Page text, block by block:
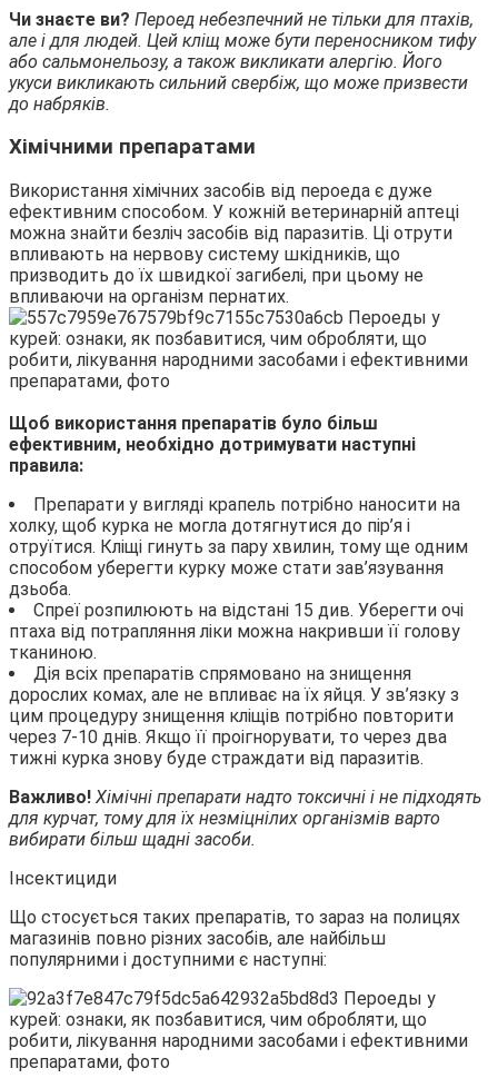
Чи знаєте ви? Пероед небезпечний не тільки для птахів,
але і для людей. Цей кліщ може бути переносником тифу
або сальмонельозу, а також викликати алергію. Його
укуси викликають сильний свербіж, що може призвести
до набряків.
Хімічними препаратами
Використання хімічних засобів від пероеда є дуже
ефективним способом. У кожній ветеринарній аптеці
можна знайти безліч засобів від паразитів. Ці отрути
впливають на нервову систему шкідників, що
призводить до їх швидкої загибелі, при цьому не
впливаючи на організм пернатих.
Щоб використання препаратів було більш
ефективним, необхідно дотримувати наступні
правила:
Препарати у вигляді крапель потрібно наносити на
холку, щоб курка не могла дотягнутися до пір’я і
отруїтися. Кліщі гинуть за пару хвилин, тому ще одним
способом уберегти курку може стати зав’язування
дзьоба.
Спреї розпилюють на відстані 15 див. Уберегти очі
птаха від потрапляння ліки можна накривши її голову
тканиною.
Дія всіх препаратів спрямовано на знищення
дорослих комах, але не впливає на їх яйця. У зв’язку з
цим процедуру знищення кліщів потрібно повторити
через 7-10 днів. Якщо її проігнорувати, то через два
тижні курка знову буде страждати від паразитів.
Важливо! Хімічні препарати надто токсичні і не підходять
для курчат, тому для їх незміцнілих організмів варто
вибирати більш щадні засоби.
Інсектициди
Що стосується таких препаратів, то зараз на полицях
магазинів повно різних засобів, але найбільш
популярними і доступними є наступні: